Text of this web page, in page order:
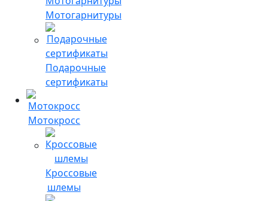
Мотогарнитуры
Подарочные
сертификаты
Мотокросс
Кроссовые
шлемы